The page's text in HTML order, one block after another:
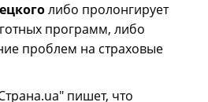
либо пролонгирует
программ, либо
проблем на страховые
пишет, что